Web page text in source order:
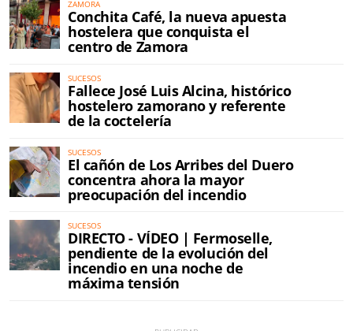
ZAMORA
Conchita Café, la nueva apuesta
hostelera que conquista el
centro de Zamora
SUCESOS
Fallece José Luis Alcina, histórico
hostelero zamorano y referente
de la coctelería
SUCESOS
El cañón de Los Arribes del Duero
concentra ahora la mayor
preocupación del incendio
SUCESOS
DIRECTO - VÍDEO | Fermoselle,
pendiente de la evolución del
incendio en una noche de
máxima tensión